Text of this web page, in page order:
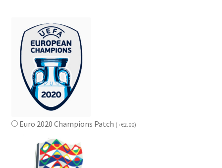
Euro 2020 Champions Patch (+€2.00)